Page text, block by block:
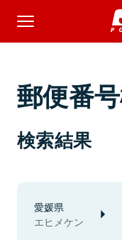
郵便番
検索結果
愛媛県
エヒメケン